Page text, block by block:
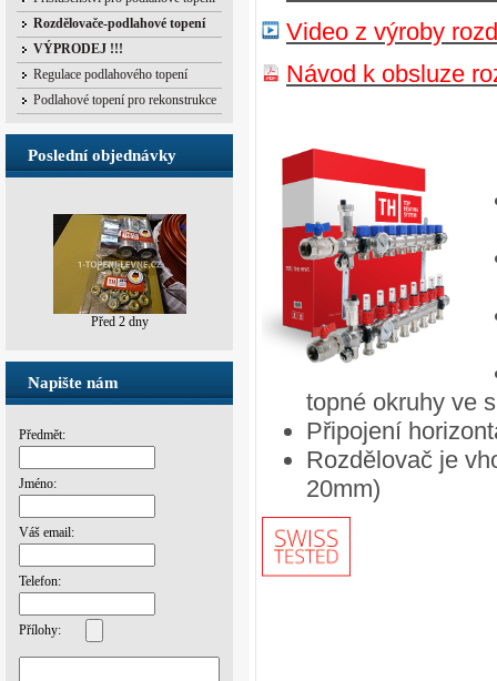
Rozdělovače-podlahové topení
VÝPRODEJ !!!
Regulace podlahového topení
Podlahové topení pro rekonstrukce
Poslední objednávky
Před 2 dny
Napište nám
Předmět:
Jméno:
Váš email:
Telefon:
Přílohy:
Video z výroby
Návod k obsluze
topné okruhy ve
Připojení
Rozdělovač je
20mm)